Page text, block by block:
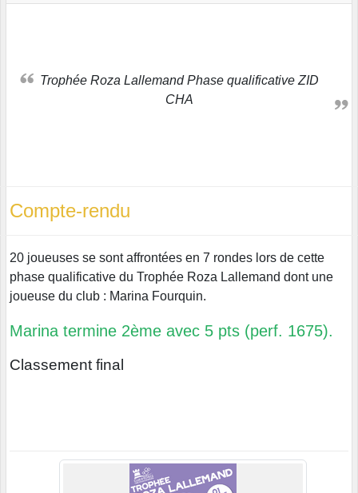
Trophée Roza Lallemand Phase qualificative ZID
CHA
Compte-rendu
20 joueuses se sont affrontées en 7 rondes lors de cette
phase qualificative du Trophée Roza Lallemand dont une
joueuse du club : Marina Fourquin.
Marina termine 2ème avec 5 pts (perf. 1675).
Classement final